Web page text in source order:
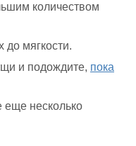
количеством
до мягкости.
и подождите, пока
еще несколько